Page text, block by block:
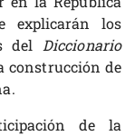
explicarán los
del Diccionario
construcción de
de la